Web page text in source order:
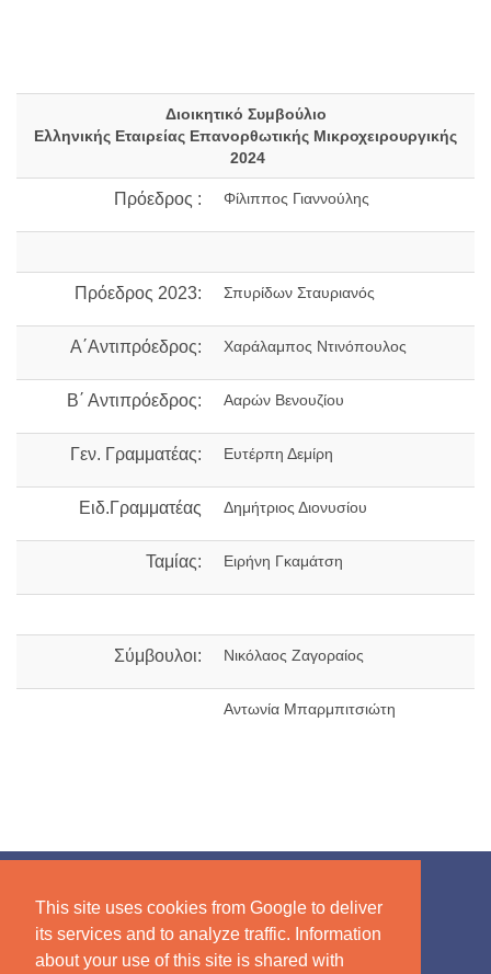
This site uses cookies from Google to deliver
its services and to analyze traffic. Information
about your use of this site is shared with
Διοικητικό Συμβούλιο
Ελληνικής Εταιρείας Επανορθωτικής Μικροχειρουργικής
2024
Πρόεδρος : Φίλιππος Γιαννούλης
Πρόεδρος 2023: Σπυρίδων Σταυριανός
Α΄Αντιπρόεδρος: Χαράλαμπος Ντινόπουλος
Β΄ Αντιπρόεδρος: Ααρών Βενουζίου
Γεν. Γραμματέας: Ευτέρπη Δεμίρη
Ειδ.Γραμματέας Δημήτριος Διονυσίου
Ταμίας: Ειρήνη Γκαμάτση
Σύμβουλοι: Νικόλαος Ζαγοραίος
Αντωνία Μπαρμπιτσιώτη